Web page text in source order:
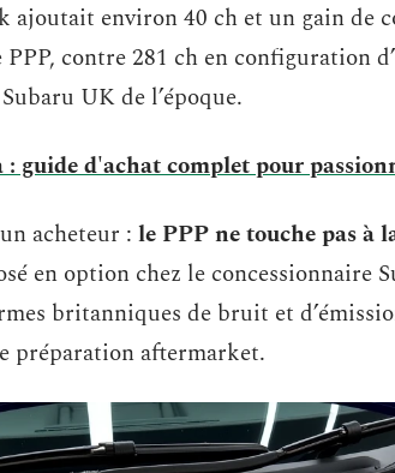
ajoutait environ 40 ch et un gain de
contre 281 ch en configuration
UK de l’époque.
guide d'achat complet pour
acheteur : le PPP ne touche pas à
en option chez le concessionnaire
britanniques de bruit et
préparation aftermarket.